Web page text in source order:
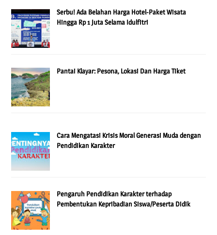
Serbu! Ada Belahan Harga Hotel-Paket Wisata
Hingga Rp 1 Juta Selama Idulfitri
Pantai Klayar: Pesona, Lokasi Dan Harga Tiket
Cara Mengatasi Krisis Moral Generasi Muda dengan
Pendidikan Karakter
Pengaruh Pendidikan Karakter terhadap
Pembentukan Kepribadian Siswa/Peserta Didik